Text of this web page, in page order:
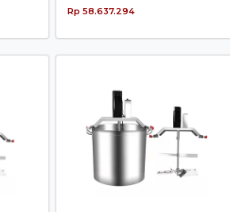
Rp 58.637.294